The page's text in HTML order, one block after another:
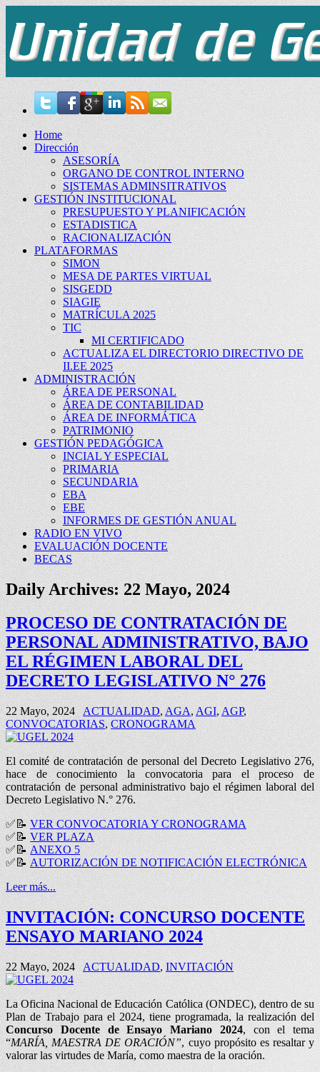
Home
Dirección
ASESORÍA
ORGANO DE CONTROL INTERNO
SISTEMAS ADMINSITRATIVOS
GESTIÓN INSTITUCIONAL
PRESUPUESTO Y PLANIFICACIÓN
ESTADISTICA
RACIONALIZACIÓN
PLATAFORMAS
SIMON
MESA DE PARTES VIRTUAL
SISGEDD
SIAGIE
MATRÍCULA 2025
TIC
MI CERTIFICADO
ACTUALIZA EL DIRECTORIO DIRECTIVO DE
II.EE 2025
ADMINISTRACIÓN
ÁREA DE PERSONAL
ÁREA DE CONTABILIDAD
ÁREA DE INFORMÁTICA
PATRIMONIO
GESTIÓN PEDAGÓGICA
INCIAL Y ESPECIAL
PRIMARIA
SECUNDARIA
EBA
EBE
INFORMES DE GESTIÓN ANUAL
RADIO EN VIVO
EVALUACIÓN DOCENTE
BECAS
Daily Archives:22 Mayo, 2024
PROCESO DE CONTRATACIÓN DE
PERSONAL ADMINISTRATIVO, BAJO
EL RÉGIMEN LABORAL DEL
DECRETO LEGISLATIVO N° 276
22 Mayo, 2024 ACTUALIDAD, AGA, AGI, AGP,
CONVOCATORIAS,CRONOGRAMA
El comité de contratación de personal del Decreto Legislativo 276,
hace de conocimiento la convocatoria para el proceso de
contratación de personal administrativo bajo el régimen laboral del
Decreto Legislativo N.° 276.
✅📝 VER CONVOCATORIA Y CRONOGRAMA
✅📝VER PLAZA
✅📝ANEXO 5
✅📝 AUTORIZACIÓN DE NOTIFICACIÓN ELECTRÓNICA
Leer más...
INVITACIÓN: CONCURSO DOCENTE
ENSAYO MARIANO 2024
22 Mayo, 2024 ACTUALIDAD, INVITACIÓN
La Oficina Nacional de Educación Católica (ONDEC), dentro de su
Plan de Trabajo para el 2024, tiene programada, la realización del
Concurso Docente de Ensayo Mariano
2024, con el tema
“MARÍA, MAESTRA DE ORACIÓN”, cuyo propósito es resaltar y
valorar las virtudes de María, como maestra de la oración.